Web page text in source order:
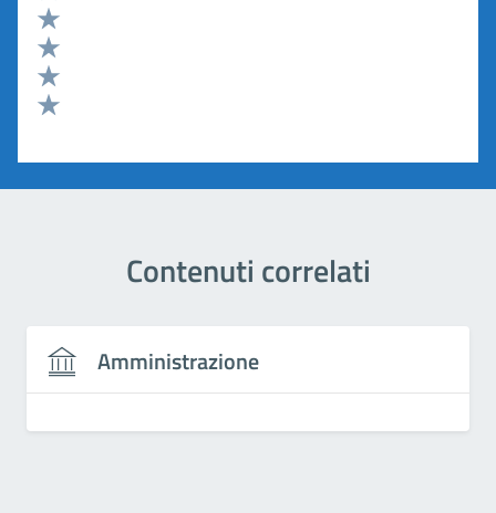
Valuta 5 stelle su 5
Valuta 4 stelle su 5
Valuta 3 stelle su 5
Valuta 2 stelle su 5
Contenuti correlati
Amministrazione